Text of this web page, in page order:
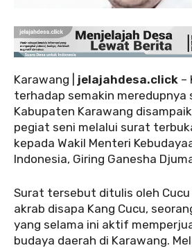
Karawang | jelajahdesa.click –
terhadap semakin meredupnya
Kabupaten Karawang
pegiat seni melalui surat
kepada Wakil Menteri
Indonesia, Giring Ganesha
Surat tersebut ditulis oleh Cucu
akrab disapa Kang Cucu,
yang selama ini aktif
budaya daerah di Karawang.